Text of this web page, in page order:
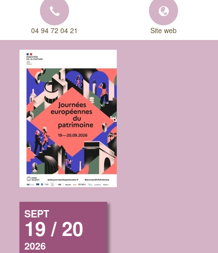
04 94 72 04 21 Site web
SEPT
19 / 20
2026